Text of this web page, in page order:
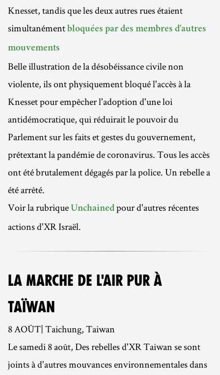
Knesset, tandis que les deux autres rues étaient
simultanément bloquées par des membres d'autres
mouvements
Belle illustration de la désobéissance civile non
violente, ils ont physiquement bloqué l'accès à la
Knesset pour empêcher l'adoption d'une loi
antidémocratique, qui réduirait le pouvoir du
Parlement sur les faits et gestes du gouvernement,
prétextant la pandémie de coronavirus. Tous les accès
ont été brutalement dégagés par la police. Un rebelle a
été arrêté.
Voir la rubrique Unchained pour d'autres récentes
actions d'XR Israël.
LA MARCHE DE L'AIR PUR À
TAÏWAN
8 AOÛT| Taichung, Taiwan
Le samedi 8 août, Des rebelles d'XR Taiwan se sont
joints à d'autres mouvances environnementales dans